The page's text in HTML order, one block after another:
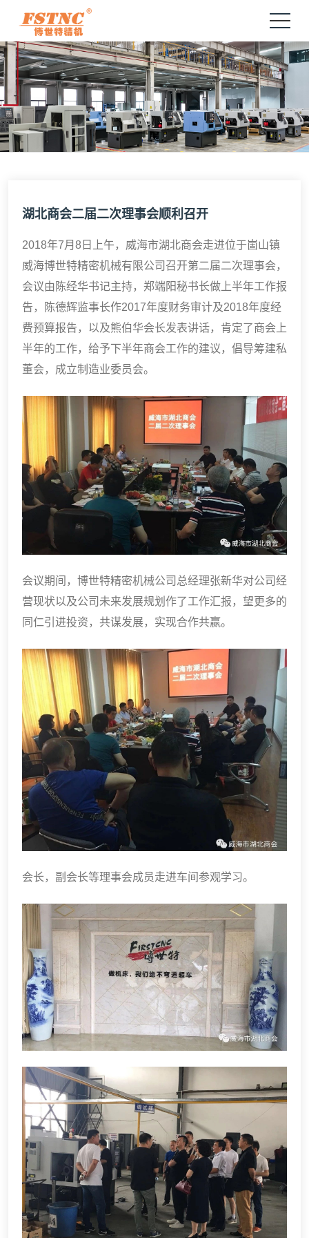
湖北商会二届二次理事会顺利召开
2018年7月8日上午，威海市湖北商会走进位于崮山镇
威海博世特精密机械有限公司召开第二届二次理事会，
会议由陈经华书记主持，郑端阳秘书长做上半年工作报
告，陈德辉监事长作2017年度财务审计及2018年度经
费预算报告，以及熊伯华会长发表讲话，肯定了商会上
半年的工作，给予下半年商会工作的建议，倡导筹建私
董会，成立制造业委员会。
会议期间，博世特精密机械公司总经理张新华对公司经
营现状以及公司未来发展规划作了工作汇报，望更多的
同仁引进投资，共谋发展，实现合作共赢。
会长，副会长等理事会成员走进车间参观学习。